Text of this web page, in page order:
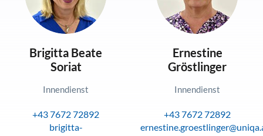
Brigitta Beate
Soriat
Innendienst
+43 7672 72892
brigitta-
Ernestine
Gröstlinger
Innendienst
+43 7672 72892